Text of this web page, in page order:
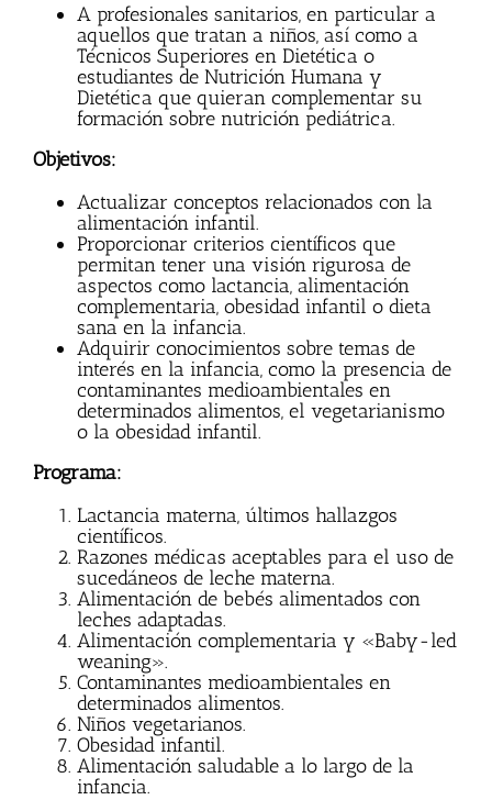
A profesionales sanitarios, en particular a
aquellos que tratan a niños, así como a
Técnicos Superiores en Dietética o
estudiantes de Nutrición Humana y
Dietética que quieran complementar su
formación sobre nutrición pediátrica.
Objetivos:
Actualizar conceptos relacionados con la
alimentación infantil.
Proporcionar criterios científicos que
permitan tener una visión rigurosa de
aspectos como lactancia, alimentación
complementaria, obesidad infantil o dieta
sana en la infancia.
Adquirir conocimientos sobre temas de
interés en la infancia, como la presencia de
contaminantes medioambientales en
determinados alimentos, el vegetarianismo
o la obesidad infantil.
Programa:
Lactancia materna, últimos hallazgos
científicos.
Razones médicas aceptables para el uso de
sucedáneos de leche materna.
Alimentación de bebés alimentados con
leches adaptadas.
Alimentación complementaria y «Baby-led
weaning».
Contaminantes medioambientales en
determinados alimentos.
Niños vegetarianos.
Obesidad infantil.
Alimentación saludable a lo largo de la
infancia.